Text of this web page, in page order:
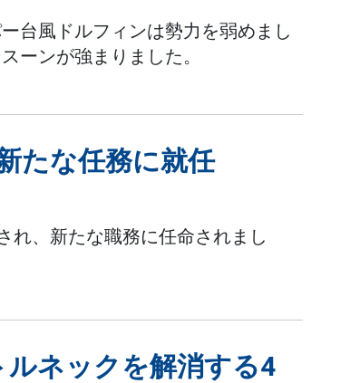
台風ドルフィンは勢力を弱めまし
ーンが強まりました。
たな任務に就任
れ、新たな職務に任命されまし
ネックを解消する4